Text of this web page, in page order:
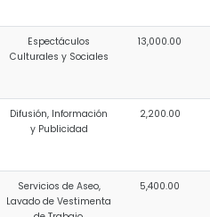
Espectáculos
Culturales y Sociales
13,000.00
Difusión, Información
y Publicidad
2,200.00
Servicios de Aseo,
Lavado de Vestimenta
5,400.00